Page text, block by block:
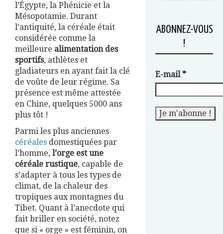
l’Égypte, la Phénicie et la
Mésopotamie. Durant
l’antiquité, la céréale était
considérée comme la
meilleure alimentation des
sportifs, athlètes et
gladiateurs en ayant fait la clé
de voûte de leur régime. Sa
présence est même attestée
en Chine, quelques 5000 ans
plus tôt !
Parmi les plus anciennes
céréales domestiquées par
l’homme, l’orge est une
céréale rustique, capable de
s’adapter à tous les types de
climat, de la chaleur des
tropiques aux montagnes du
Tibet. Quant à l’anecdote qui
fait briller en société, notez
que si « orge » est féminin, on
ABONNEZ-VOUS
!
E-mail*